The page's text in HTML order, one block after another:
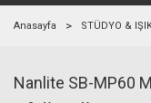
Canon R6
Anasayfa STÜDYO &
Nanlite SB-MP60